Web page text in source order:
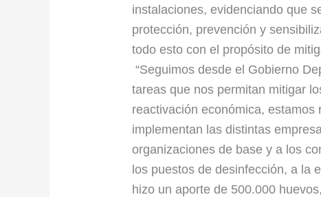
instalaciones, evidenciando que
protección, prevención y
todo esto con el propósito de
“Seguimos desde el Gobierno
tareas que nos permitan mitigar
reactivación económica,
implementan las distintas
organizaciones de base y a los
los puestos de desinfección, a la
hizo un aporte de 500.000